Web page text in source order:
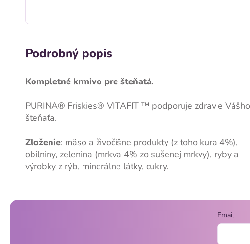
Podrobný popis
Kompletné krmivo pre šteňatá.
PURINA® Friskies® VITAFIT ™ podporuje zdravie Vášho
šteňaťa.
Zloženie: mäso a živočíšne produkty (z toho kura 4%),
obilniny, zelenina (mrkva 4% zo sušenej mrkvy), ryby a
výrobky z rýb, minerálne látky, cukry.
Email